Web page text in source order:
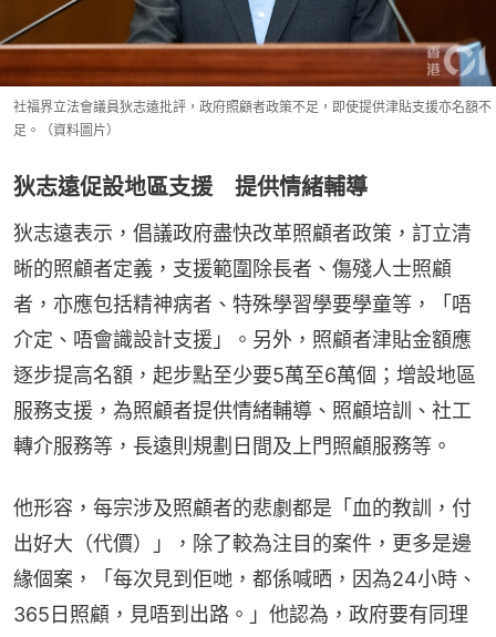
社福界立法會議員狄志遠批評，政府照顧者政策不足，即使提供津貼支援亦名額不
足。（資料圖片）
狄志遠促設地區支援 提供情緒輔導
狄志遠表示，倡議政府盡快改革照顧者政策，訂立清
晰的照顧者定義，支援範圍除長者、傷殘人士照顧
者，亦應包括精神病者、特殊學習學要學童等，「唔
介定、唔會識設計支援」。另外，照顧者津貼金額應
逐步提高名額，起步點至少要5萬至6萬個；增設地區
服務支援，為照顧者提供情緒輔導、照顧培訓、社工
轉介服務等，長遠則規劃日間及上門照顧服務等。
他形容，每宗涉及照顧者的悲劇都是「血的教訓，付
出好大（代價）」，除了較為注目的案件，更多是邊
緣個案，「每次見到佢哋，都係喊晒，因為24小時、
365日照顧，見唔到出路。」他認為，政府要有同理